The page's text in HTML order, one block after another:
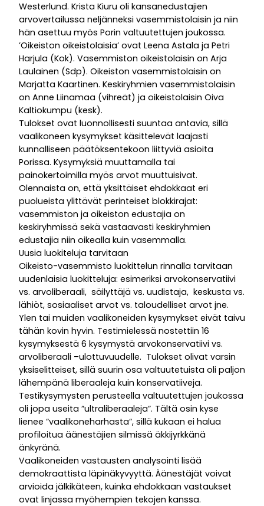
Westerlund. Krista Kiuru oli kansanedustajien
arvovertailussa neljänneksi vasemmistolaisin ja niin
hän asettuu myös Porin valtuutettujen joukossa.
’Oikeiston oikeistolaisia’ ovat Leena Astala ja Petri
Harjula (Kok). Vasemmiston oikeistolaisin on Arja
Laulainen (Sdp). Oikeiston vasemmistolaisin on
Marjatta Kaartinen. Keskiryhmien vasemmistolaisin
on Anne Liinamaa (vihreät) ja oikeistolaisin Oiva
Kaltiokumpu (kesk).
Tulokset ovat luonnollisesti suuntaa antavia, sillä
vaalikoneen kysymykset käsittelevät laajasti
kunnalliseen päätöksentekoon liittyviä asioita
Porissa. Kysymyksiä muuttamalla tai
painokertoimilla myös arvot muuttuisivat.
Olennaista on, että yksittäiset ehdokkaat eri
puolueista ylittävät perinteiset blokkirajat:
vasemmiston ja oikeiston edustajia on
keskiryhmissä sekä vastaavasti keskiryhmien
edustajia niin oikealla kuin vasemmalla.
Uusia luokiteluja tarvitaan
Oikeisto-vasemmisto luokittelun rinnalla tarvitaan
uudenlaisia luokitteluja: esimeriksi arvokonservatiivi
vs. arvoliberaali, säilyttäjä vs. uudistaja, keskusta vs.
lähiöt, sosiaaliset arvot vs. taloudelliset arvot jne.
Ylen tai muiden vaalikoneiden kysymykset eivät taivu
tähän kovin hyvin. Testimielessä nostettiin 16
kysymyksestä 6 kysymystä arvokonservatiivi vs.
arvoliberaali –ulottuvuudelle. Tulokset olivat varsin
yksiselitteiset, sillä suurin osa valtuutetuista oli paljon
lähempänä liberaaleja kuin konservatiiveja.
Testikysymysten perusteella valtuutettujen joukossa
oli jopa useita ”ultraliberaaleja”. Tältä osin kyse
lienee ”vaalikoneharhasta”, sillä kukaan ei halua
profiloitua äänestäjien silmissä äkkijyrkkänä
änkyränä.
Vaalikoneiden vastausten analysointi lisää
demokraattista läpinäkyvyyttä. Äänestäjät voivat
arvioida jälkikäteen, kuinka ehdokkaan vastaukset
ovat linjassa myöhempien tekojen kanssa.